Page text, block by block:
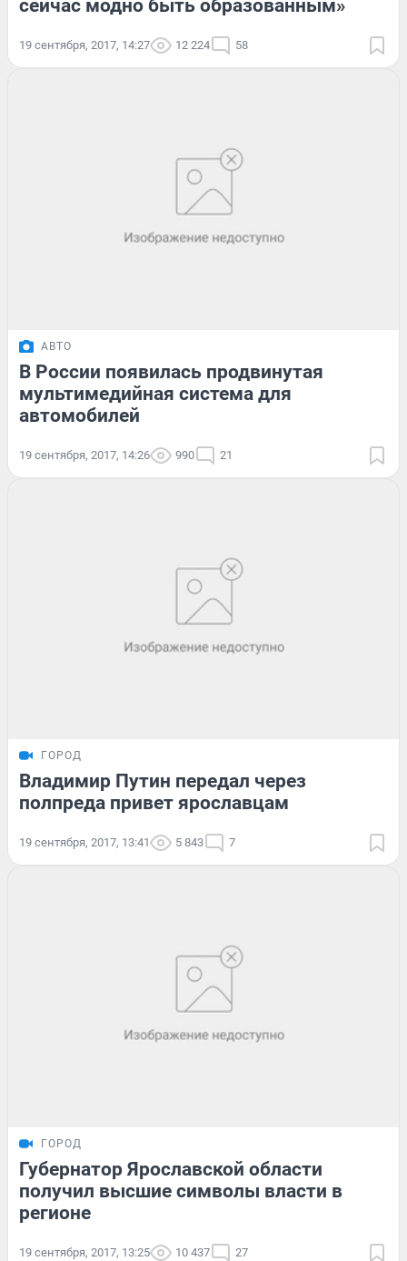
сейчас модно быть образованным»
19 сентября, 2017, 14:27 12 224 58
АВТО
В России появилась продвинутая
мультимедийная система для
автомобилей
19 сентября, 2017, 14:26 990 21
ГОРОД
Владимир Путин передал через
полпреда привет ярославцам
19 сентября, 2017, 13:41 5 843 7
ГОРОД
Губернатор Ярославской области
получил высшие символы власти в
регионе
19 сентября, 2017, 13:25 10 437 27